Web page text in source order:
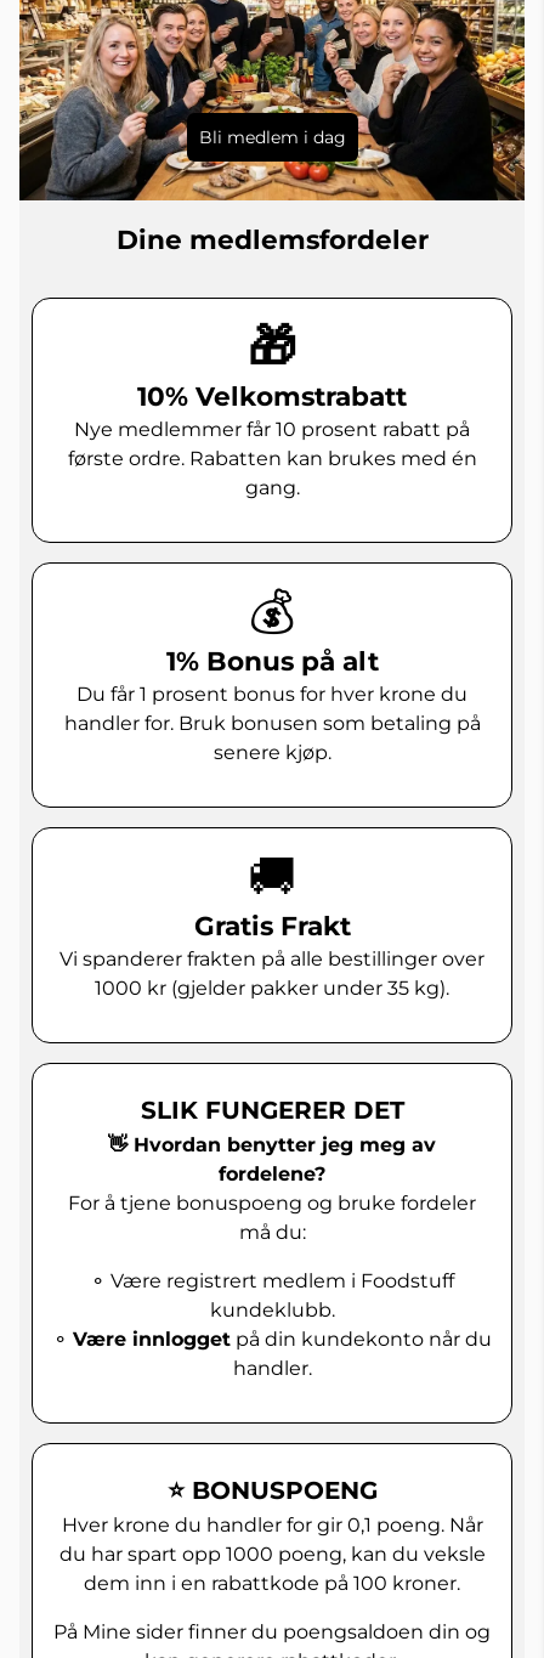
Bli medlem i dag
Dine medlemsfordeler
🎁
10% Velkomstrabatt
Nye medlemmer får 10 prosent rabatt på
første ordre. Rabatten kan brukes med én
gang.
💰
1% Bonus på alt
Du får 1 prosent bonus for hver krone du
handler for. Bruk bonusen som betaling på
senere kjøp.
🚚
Gratis Frakt
Vi spanderer frakten på alle bestillinger over
1000 kr (gjelder pakker under 35 kg).
SLIK FUNGERER DET
👋 Hvordan benytter jeg meg av
fordelene?
For å tjene bonuspoeng og bruke fordeler
må du:
⚬ Være registrert medlem i Foodstuff
kundeklubb.
⚬ Være innlogget på din kundekonto når du
handler.
⭐ BONUSPOENG
Hver krone du handler for gir 0,1 poeng. Når
du har spart opp 1000 poeng, kan du veksle
dem inn i en rabattkode på 100 kroner.
På Mine sider finner du poengsaldoen din og